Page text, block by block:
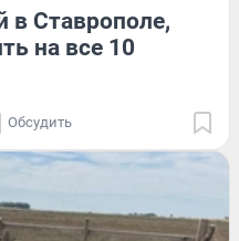
Ставрополе,
на все 10
Обсудить